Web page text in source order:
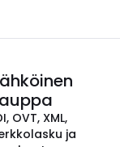
OVT, XML,
ja